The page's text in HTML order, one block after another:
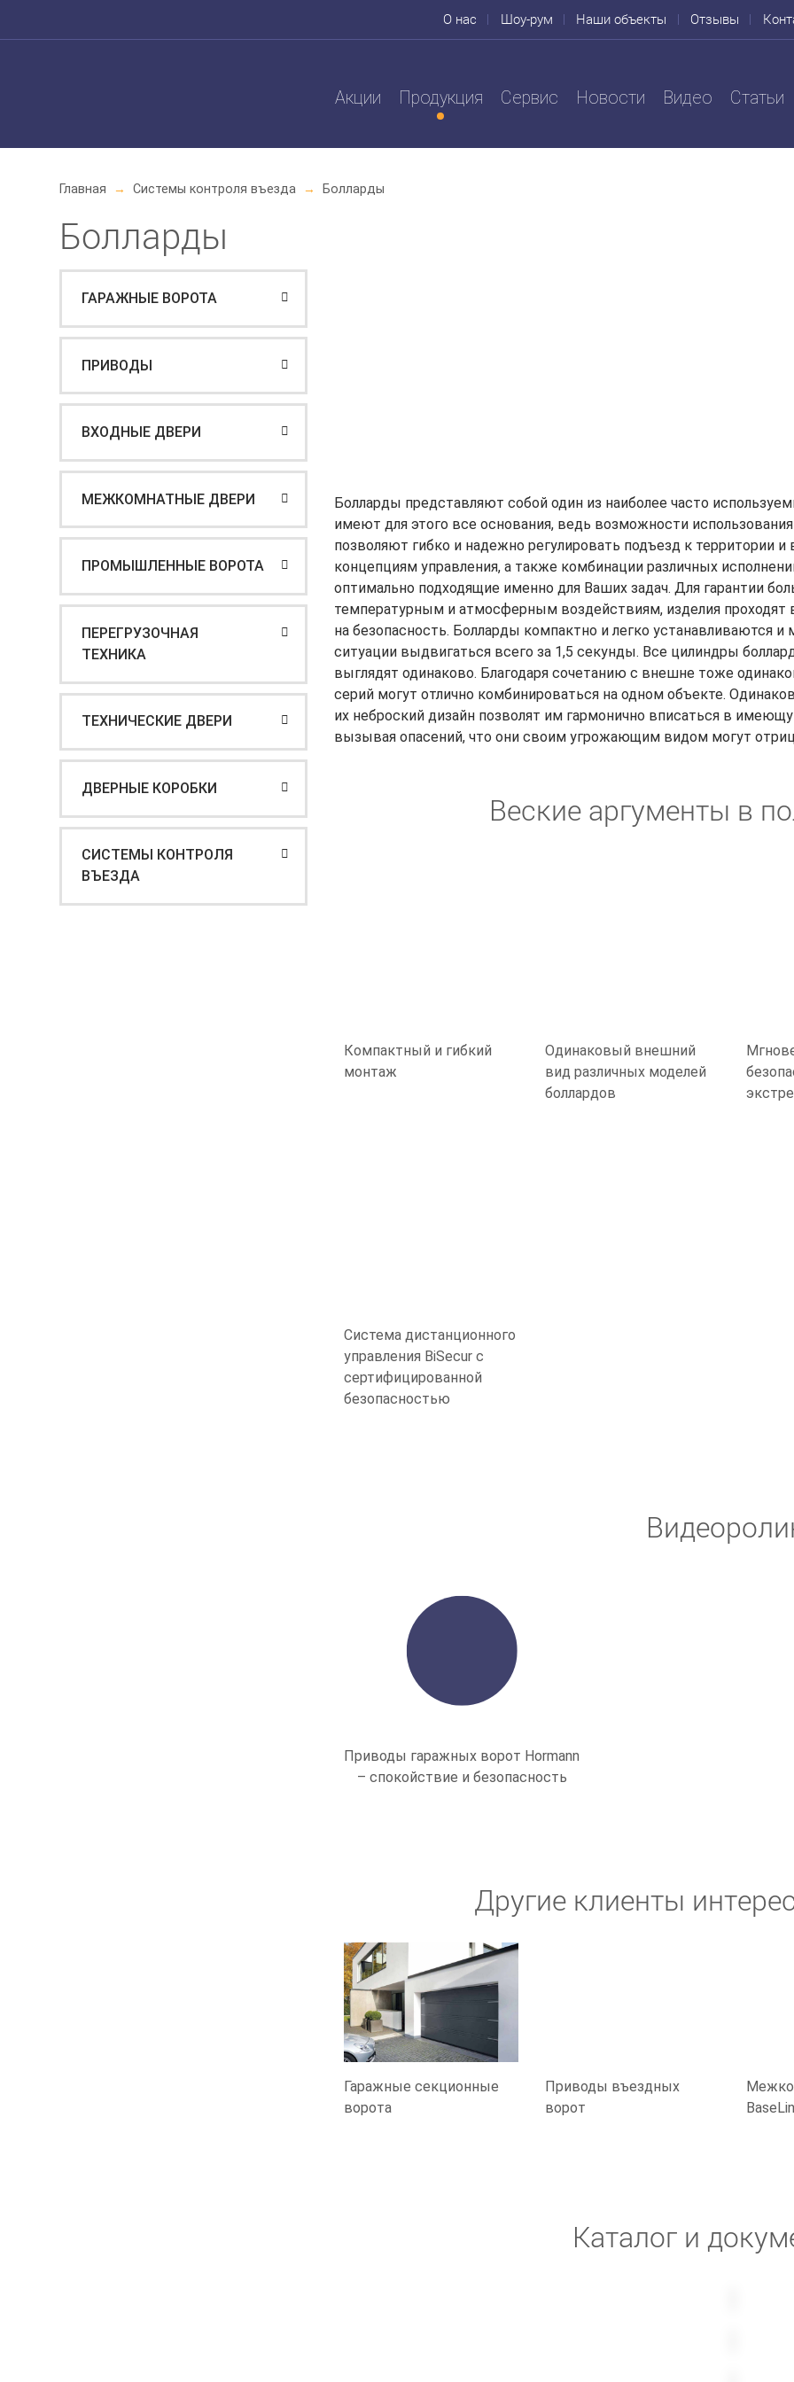
О нас Шоу-рум Наши объекты Отзывы
Акции Продукция Сервис Новости Видео Статьи
Главная Системы контроля въезда Болларды
Болларды
ГАРАЖНЫЕ ВОРОТА
ПРИВОДЫ
ВХОДНЫЕ ДВЕРИ
МЕЖКОМНАТНЫЕ ДВЕРИ
ПРОМЫШЛЕННЫЕ ВОРОТА
ПЕРЕГРУЗОЧНАЯ
ТЕХНИКА
ТЕХНИЧЕСКИЕ ДВЕРИ
ДВЕРНЫЕ КОРОБКИ
СИСТЕМЫ КОНТРОЛЯ
ВЪЕЗДА
Болларды представляют собой один из наиболее часто
имеют для этого все основания, ведь возможности
позволяют гибко и надежно регулировать подъезд к территории
концепциям управления, а также комбинации различных
оптимально подходящие именно для Ваших задач. Для гарантии
температурным и атмосферным воздействиям, изделия
на безопасность. Болларды компактно и легко устанавливаются
ситуации выдвигаться всего за 1,5 секунды. Все цилиндры
выглядят одинаково. Благодаря сочетанию с внешне тоже
серий могут отлично комбинироваться на одном объекте.
их неброский дизайн позволят им гармонично вписаться в
вызывая опасений, что они своим угрожающим видом могут
Веские аргументы в
Компактный и гибкий
монтаж
Одинаковый внешний
вид различных моделей
боллардов
Система дистанционного
управления BiSecur с
сертифицированной
безопасностью
Приводы гаражных ворот Hormann
– спокойствие и безопасность
Другие клиенты
Гаражные секционные
ворота
Приводы въездных
ворот
Каталог и